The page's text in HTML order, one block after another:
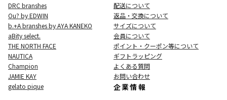
DRC branshes
Ou? by EDWIN
b.+A branshes by AYA KANEKO
aBity select.
THE NORTH FACE
NAUTICA
Champion
JAMIE KAY
gelato pique
配送について
返品・交換について
サイズについて
会員について
ポイント・クーポン等について
ギフトラッピング
よくある質問
お問い合わせ
企業情報